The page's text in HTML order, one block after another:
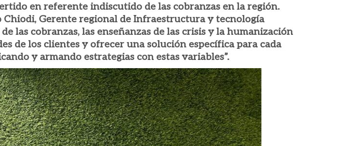
en referente indiscutido de las cobranzas en la región.
Gerente regional de Infraestructura y tecnología
las cobranzas, las enseñanzas de las crisis y la humanización
de los clientes y ofrecer una solución específica para cada
y armando estrategias con estas variables”.